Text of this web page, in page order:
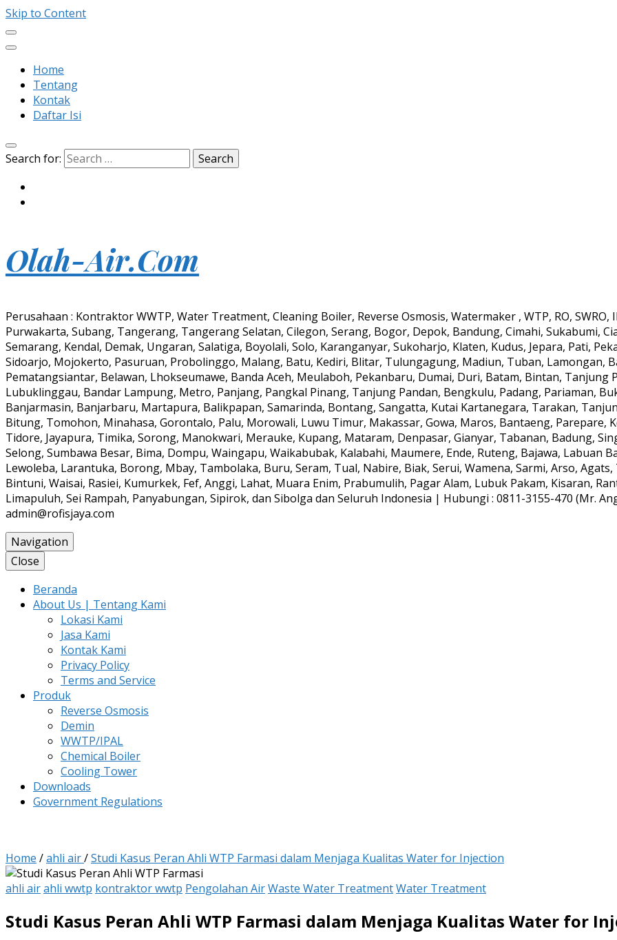
Skip to Content
Home
Tentang
Kontak
Daftar Isi
Search for:
Olah-Air.Com
Perusahaan : Kontraktor WWTP, Water Treatment, Cleaning Boiler, Reverse Osmosis, Watermaker , WTP, RO,
Purwakarta, Subang, Tangerang, Tangerang Selatan, Cilegon, Serang, Bogor, Depok, Bandung, Cimahi, Sukabumi,
Semarang, Kendal, Demak, Ungaran, Salatiga, Boyolali, Solo, Karanganyar, Sukoharjo, Klaten, Kudus, Jepara, Pati,
Sidoarjo, Mojokerto, Pasuruan, Probolinggo, Malang, Batu, Kediri, Blitar, Tulungagung, Madiun, Tuban, Lamongan,
Pematangsiantar, Belawan, Lhokseumawe, Banda Aceh, Meulaboh, Pekanbaru, Dumai, Duri, Batam, Bintan, Tanjung
Lubuklinggau, Bandar Lampung, Metro, Panjang, Pangkal Pinang, Tanjung Pandan, Bengkulu, Padang, Pariaman,
Banjarmasin, Banjarbaru, Martapura, Balikpapan, Samarinda, Bontang, Sangatta, Kutai Kartanegara, Tarakan,
Bitung, Tomohon, Minahasa, Gorontalo, Palu, Morowali, Luwu Timur, Makassar, Gowa, Maros, Bantaeng, Parepare,
Tidore, Jayapura, Timika, Sorong, Manokwari, Merauke, Kupang, Mataram, Denpasar, Gianyar, Tabanan, Badung,
Selong, Sumbawa Besar, Bima, Dompu, Waingapu, Waikabubak, Kalabahi, Maumere, Ende, Ruteng, Bajawa, Labuan
Lewoleba, Larantuka, Borong, Mbay, Tambolaka, Buru, Seram, Tual, Nabire, Biak, Serui, Wamena, Sarmi, Arso,
Bintuni, Waisai, Rasiei, Kumurkek, Fef, Anggi, Lahat, Muara Enim, Prabumulih, Pagar Alam, Lubuk Pakam, Kisaran,
Limapuluh, Sei Rampah, Panyabungan, Sipirok, dan Sibolga dan Seluruh Indonesia | Hubungi : 0811-3155-470 (Mr.
admin@rofisjaya.com
Navigation
Close
Beranda
About Us | Tentang Kami
Lokasi Kami
Jasa Kami
Kontak Kami
Privacy Policy
Terms and Service
Produk
Reverse Osmosis
Demin
WWTP/IPAL
Chemical Boiler
Cooling Tower
Downloads
Government Regulations
Home /ahli air/Studi Kasus Peran Ahli WTP Farmasi dalam Menjaga Kualitas Water for Injection
ahli airahli wwtp kontraktor wwtp Pengolahan AirWaste Water TreatmentWater Treatment
Studi Kasus Peran Ahli WTP Farmasi dalam Menjaga Kualitas Water for